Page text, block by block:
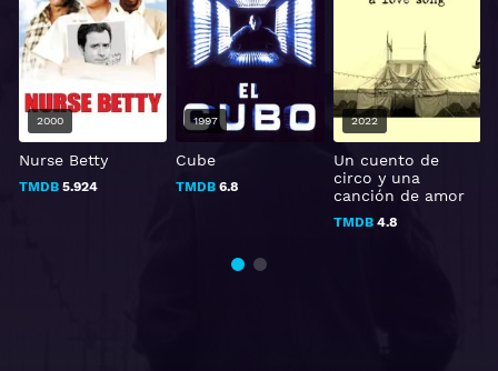
Nurse Betty
TMDB5.924
2000
Cube
TMDB 6.8
1997
Un cuento de
circo y una
canción de amor
TMDB4.8
2022